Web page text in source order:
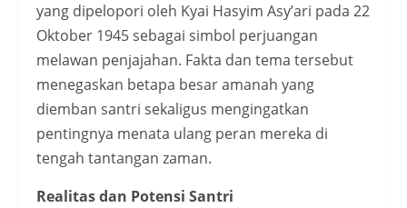
yang dipelopori oleh Kyai Hasyim Asy’ari pada 22
Oktober 1945 sebagai simbol perjuangan
melawan penjajahan. Fakta dan tema tersebut
menegaskan betapa besar amanah yang
diemban santri sekaligus mengingatkan
pentingnya menata ulang peran mereka di
tengah tantangan zaman.
Realitas dan Potensi Santri